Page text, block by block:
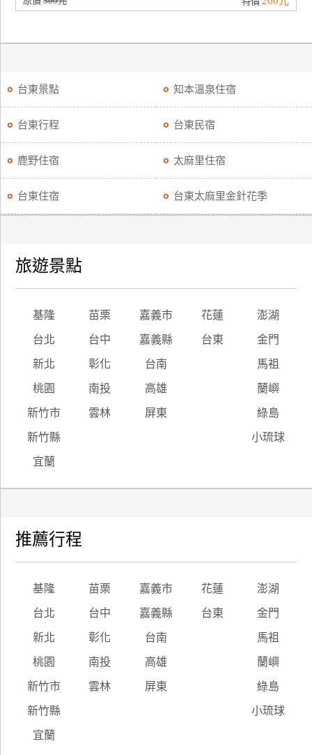
商
傳
台東景點 知本溫泉住宿
台東行程 台東民宿
鹿野住宿 太麻里住宿
台東住宿 台東太麻里金針花季
旅遊景點
基隆 苗栗 嘉義市 花蓮 澎湖
台北 台中 嘉義縣 台東 金門
新北 彰化 台南 馬祖
桃園 南投 高雄 蘭嶼
新竹市 雲林 屏東 綠島
新竹縣 小琉球
宜蘭
推薦行程
基隆 苗栗 嘉義市 花蓮 澎湖
台北 台中 嘉義縣 台東 金門
新北 彰化 台南 馬祖
桃園 南投 高雄 蘭嶼
新竹市 雲林 屏東 綠島
新竹縣 小琉球
宜蘭